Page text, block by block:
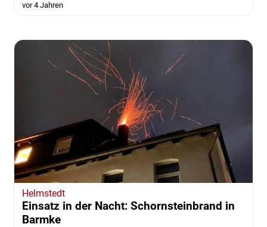
vor 4 Jahren
Helmstedt
Einsatz in der Nacht: Schornsteinbrand in
Barmke